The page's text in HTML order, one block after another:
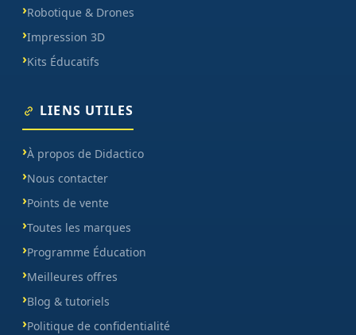
Robotique & Drones
Impression 3D
Kits Éducatifs
LIENS UTILES
À propos de Didactico
Nous contacter
Points de vente
Toutes les marques
Programme Éducation
Meilleures offres
Blog & tutoriels
Politique de confidentialité